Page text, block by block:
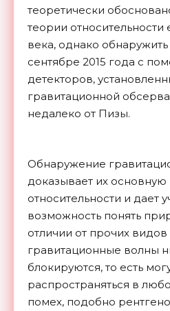
теоретически
теории
века, однако
сентябре 2015 года с
детекторов,
гравитационной
недалеко от Пизы.
Обнаружение
доказывает их основную
относительности и дает
возможность понять
отличии от прочих видов
гравитационные волны
блокируются, то есть
распространяться в
помех, подобно